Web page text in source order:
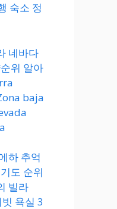
숙소 정
네바다
위 알아
baja
하 추억
도 순위
빌라
욕실 3